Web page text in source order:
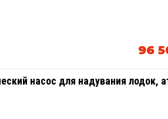
96
насос для надувания лодок,